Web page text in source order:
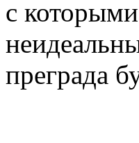
с
преграда